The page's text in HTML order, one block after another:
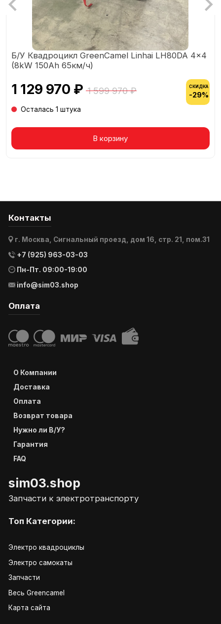
Товар в корзине
Б/У Квадроцикл GreenCamel Linhai LH80DA 4x4
(8kW 150Ah 65км/ч)
1 129 970 ₽ 1 599 970 ₽ СКИДКА
-29%
Осталась 1 штука
В корзину
Контакты
г. Москва, Сигнальный проезд, дом 16, стр. 21, пом.31
+7 (925) 963-03-03
Пн-Пт. 09:00-19:00
info@sim03.shop
Оплата
О Компании
Доставка
Оплата
Возврат товара
Нужно ли В/У?
Гарантия
FAQ
sim03.shop
Запчасти к электротранспорту
Топ Категории:
Электро квадроциклы
Электро самокаты
Запчасти
Весь Greencamel
Карта сайта